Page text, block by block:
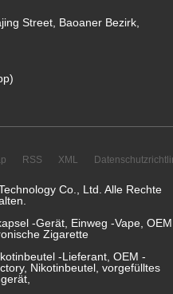
Street, Baoaner Bezirk,
RSS XML
Co., Ltd. Alle Rechte
-Gerät, Einweg -Vape, OEM
Zigarette
-Lieferant, OEM -
Nikotinbeutel, vorgefülltes